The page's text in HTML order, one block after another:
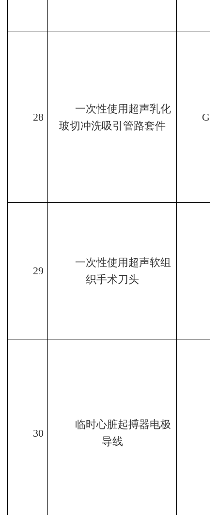
28
一次性使用超声乳化
玻切冲洗吸引管路套件
29
一次性使用超声软组
织手术刀头
30
临时心脏起搏器电极
导线